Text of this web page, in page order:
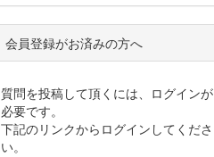
会員登録がお済みの方へ
質問を投稿して頂くには、ログインが
必要です。
下記のリンクからログインしてくださ
い。